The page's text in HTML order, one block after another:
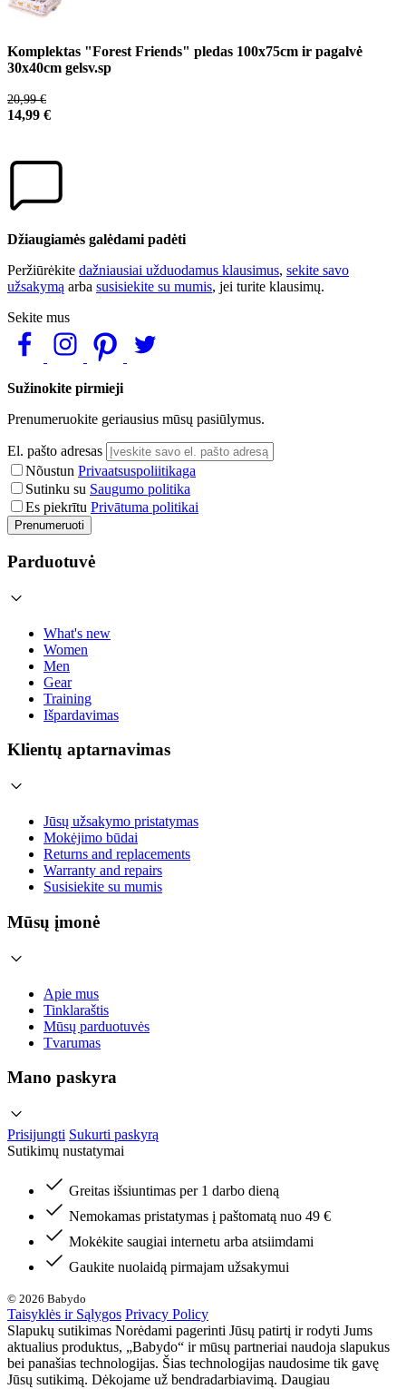
Komplektas "Forest Friends" pledas 100x75cm ir pagalvė
30x40cm gelsv.sp
20,99 €
14,99 €
Džiaugiamės galėdami padėti
Peržiūrėkite dažniausiai užduodamus klausimus, sekite savo
užsakymą arba susisiekite su mumis, jei turite klausimų.
Sekite mus
Sužinokite pirmieji
Prenumeruokite geriausius mūsų pasiūlymus.
El. pašto adresas
Nõustun Privaatsuspoliitikaga
Sutinku su Saugumo politika
Es piekrītu Privātuma politikai
Prenumeruoti
Parduotuvė
What's new
Women
Men
Gear
Training
Išpardavimas
Klientų aptarnavimas
Jūsų užsakymo pristatymas
Mokėjimo būdai
Returns and replacements
Warranty and repairs
Susisiekite su mumis
Mūsų įmonė
Apie mus
Tinklaraštis
Mūsų parduotuvės
Tvarumas
Mano paskyra
Prisijungti Sukurti paskyrą
Sutikimų nustatymai
Greitas išsiuntimas per 1 darbo dieną
Nemokamas pristatymas į paštomatą nuo 49 €
Mokėkite saugiai internetu arba atsiimdami
Gaukite nuolaidą pirmajam užsakymui
© 2026 Babydo
Taisyklės ir Sąlygos Privacy Policy
Slapukų sutikimas Norėdami pagerinti Jūsų patirtį ir rodyti Jums
aktualius produktus, „Babydo“ ir mūsų partneriai naudoja slapukus
bei panašias technologijas. Šias technologijas naudosime tik gavę
Jūsų sutikimą. Dėkojame už bendradarbiavimą. Daugiau